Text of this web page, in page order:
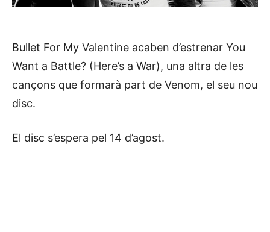
Bullet For My Valentine acaben d’estrenar You
Want a Battle? (Here’s a War), una altra de les
cançons que formarà part de Venom, el seu nou
disc.
El disc s’espera pel 14 d’agost.